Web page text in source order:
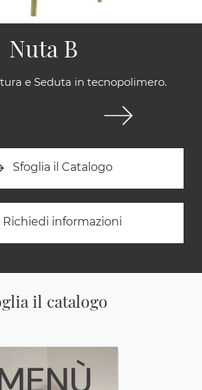
e Seduta in tecnopolimero.
Sfoglia il Catalogo
Richiedi informazioni
Nuta B
il catalogo